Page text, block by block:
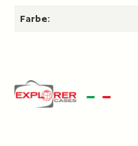
Farbe: